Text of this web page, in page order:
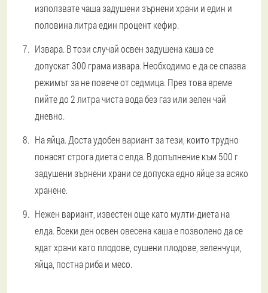
използвате чаша задушени зърнени храни и един и
половина литра един процент кефир.
Извара. В този случай освен задушена каша се
допускат 300 грама извара. Необходимо е да се спазва
режимът за не повече от седмица. През това време
пийте до 2 литра чиста вода без газ или зелен чай
дневно.
На яйца. Доста удобен вариант за тези, които трудно
понасят строга диета с елда. В допълнение към 500 г
задушени зърнени храни се допуска едно яйце за всяко
хранене.
Нежен вариант, известен още като мулти-диета на
елда. Всеки ден освен овесена каша е позволено да се
ядат храни като плодове, сушени плодове, зеленчуци,
яйца, постна риба и месо.